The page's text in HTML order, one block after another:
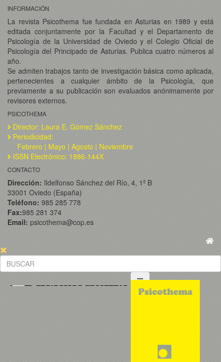
INFORMACIÓN
La revista Psicothema fue fundada en Asturias en 1989 y está
editada conjuntamente por la Facultad y el Departamento de
Psicología de la Universidad de Oviedo y el Colegio Oficial de
Psicología del Principado de Asturias. Publica cuatro números al
año.
Se admiten trabajos tanto de investigación básica como aplicada,
pertenecientes a cualquier ámbito de la Psicología, que
previamente a su publicación son evaluados anónimamente por
revisores externos.
PSICOTHEMA
Director: Laura E. Gómez Sánchez
Periodicidad:
Febrero | Mayo | Agosto | Noviembre
ISSN Electrónico: 1886-144X
CONTACTO
Dirección: Ildelfonso Sánchez del Río, 4, 1º B
33001 Oviedo (España)
Teléfono: 985 285 778
Fax:985 281 374
Email: psicothema@cop.es